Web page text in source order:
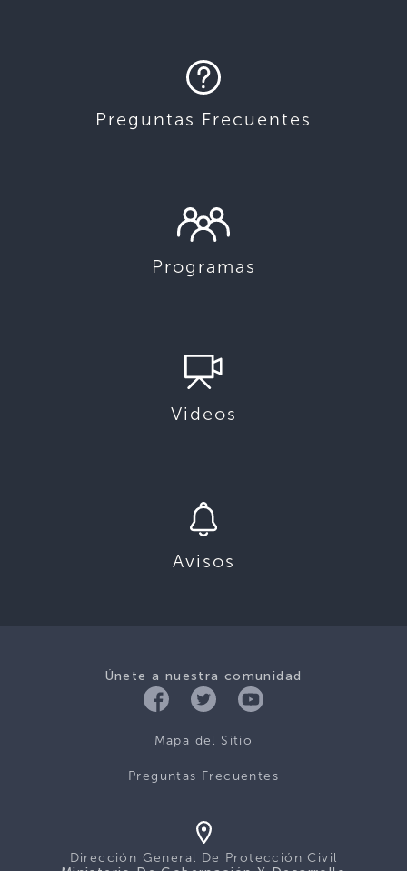
Preguntas Frecuentes
Programas
Videos
Avisos
Únete a nuestra comunidad
Mapa del Sitio
Preguntas Frecuentes
Dirección General De Protección Civil